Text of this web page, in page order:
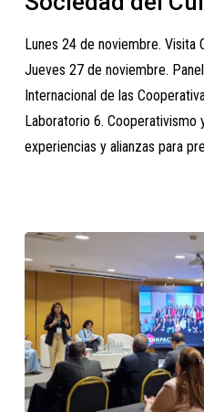
del
Cuidado
Lunes 24 de noviembre. Visita
Jueves 27 de noviembre.
Internacional de las
Laboratorio 6. Cooperativismo
experiencias y alianzas para